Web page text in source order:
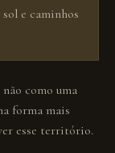
e caminhos
como uma
forma mais
esse território.